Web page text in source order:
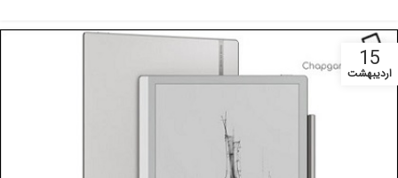
15
اردیبهشت